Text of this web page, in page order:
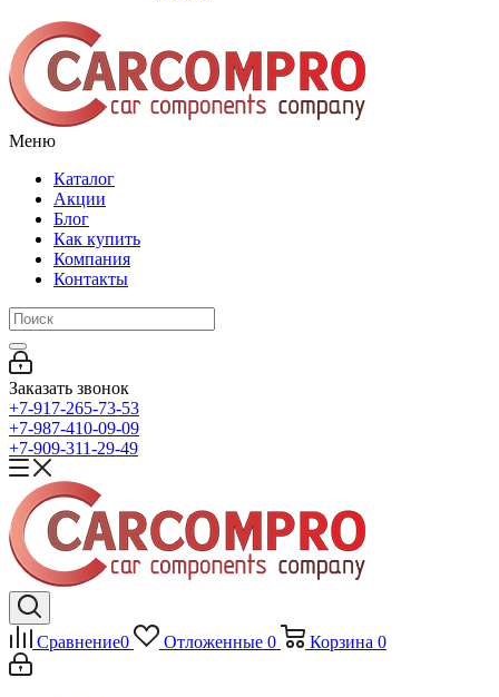
Меню
Каталог
Акции
Блог
Как купить
Компания
Контакты
Заказать звонок
+7-917-265-73-53
+7-987-410-09-09
+7-909-311-29-49
Сравнение0 Отложенные 0 Корзина 0